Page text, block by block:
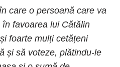
care o persoană care va
favoarea lui Cătălin
foarte mulți cetățeni
și să voteze, plătindu-le